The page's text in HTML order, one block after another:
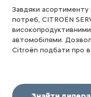
Завдяки асортименту
потреб, CITROËN
автомобілями.
Citroën подбати про